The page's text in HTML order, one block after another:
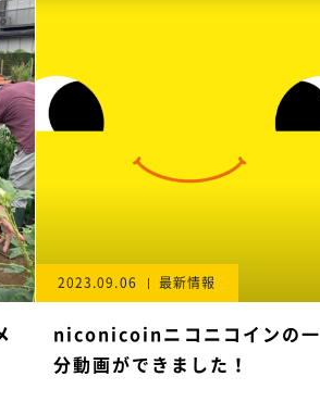
2023.09.06 最新情報
niconicoinニコニコインの一
分動画ができました！